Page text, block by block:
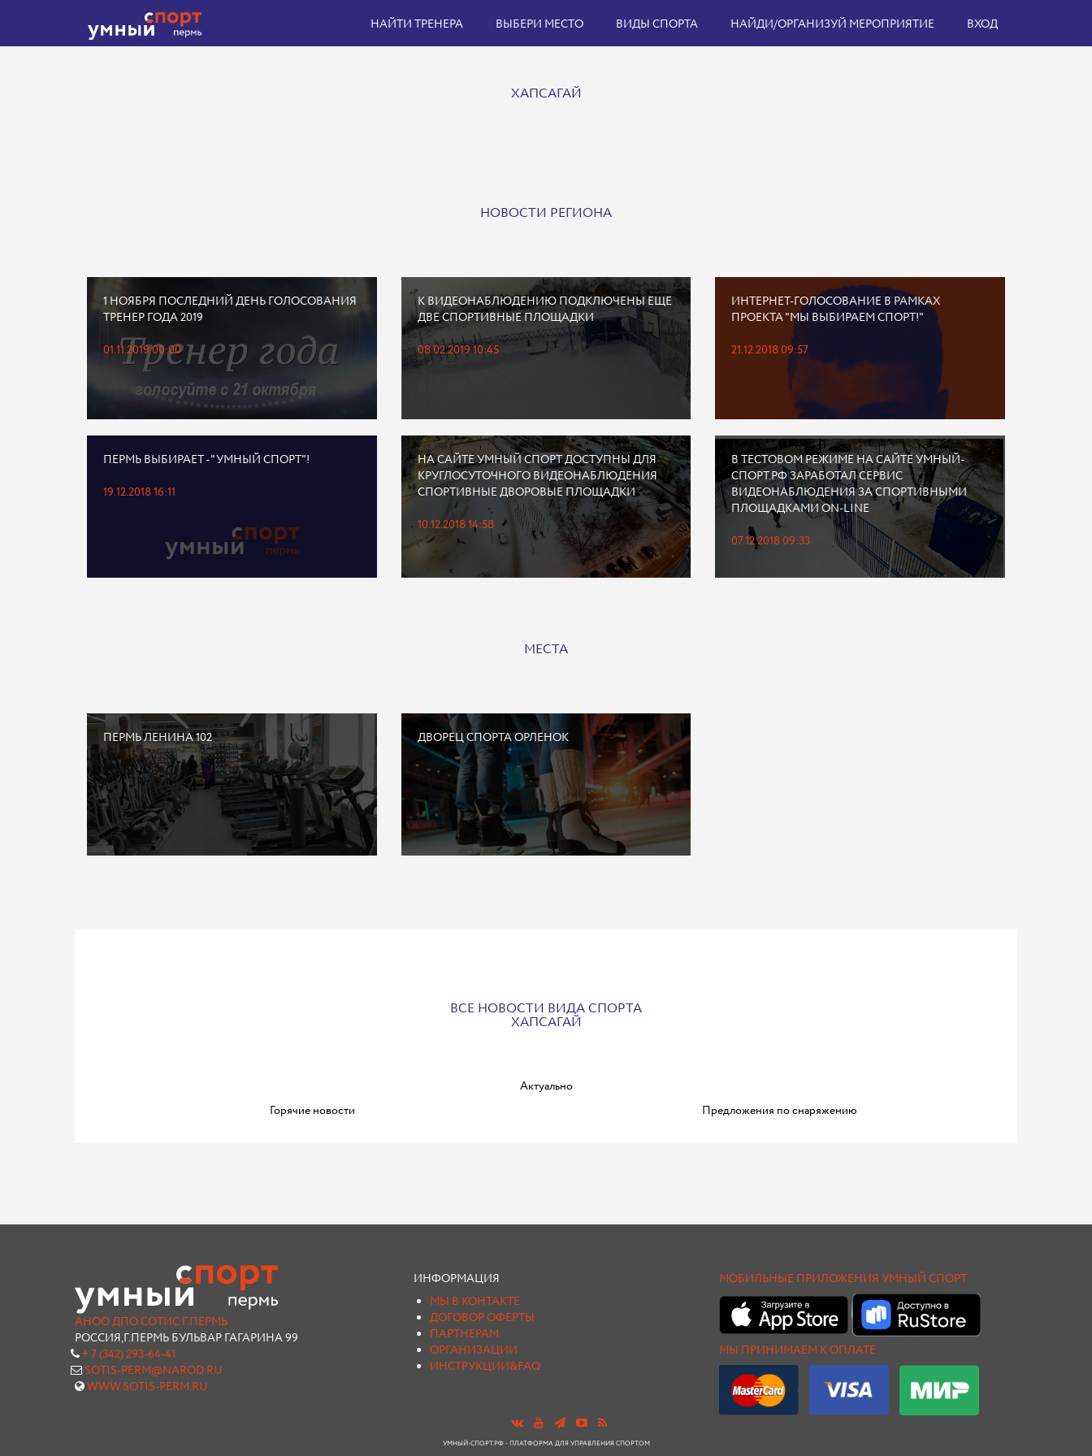
НАЙТИ ТРЕНЕРА ВЫБЕРИ МЕСТО ВИДЫ СПОРТА НАЙДИ/ОРГАНИЗУЙ МЕРОПРИЯТИЕ ВХОД
ХАПСАГАЙ
НОВОСТИ РЕГИОНА
1 НОЯБРЯ ПОСЛЕДНИЙ ДЕНЬ ГОЛОСОВАНИЯ
ТРЕНЕР ГОДА 2019
01.11.2019 00:00
К ВИДЕОНАБЛЮДЕНИЮ ПОДКЛЮЧЕНЫ ЕЩЕ
ДВЕ СПОРТИВНЫЕ ПЛОЩАДКИ
08.02.2019 10:45
ИНТЕРНЕТ-ГОЛОСОВАНИЕ В РАМКАХ
ПРОЕКТА "МЫ ВЫБИРАЕМ СПОРТ!"
21.12.2018 09:57
ПЕРМЬ ВЫБИРАЕТ - "УМНЫЙ СПОРТ"!
19.12.2018 16:11
НА САЙТЕ УМНЫЙ СПОРТ ДОСТУПНЫ ДЛЯ
КРУГЛОСУТОЧНОГО ВИДЕОНАБЛЮДЕНИЯ
СПОРТИВНЫЕ ДВОРОВЫЕ ПЛОЩАДКИ
10.12.2018 14:58
В ТЕСТОВОМ РЕЖИМЕ НА САЙТЕ УМНЫЙ-
СПОРТ.РФ ЗАРАБОТАЛ СЕРВИС
ВИДЕОНАБЛЮДЕНИЯ ЗА СПОРТИВНЫМИ
ПЛОЩАДКАМИ ON-LINE
07.12.2018 09:33
МЕСТА
ПЕРМЬ ЛЕНИНА 102 ДВОРЕЦ СПОРТА ОРЛЕНОК
ВСЕ НОВОСТИ ВИДА СПОРТА
ХАПСАГАЙ
Актуально
Горячие новости
Предложения по снаряжению
АНОО ДПО СОТИС Г.ПЕРМЬ
РОССИЯ,Г.ПЕРМЬ БУЛЬВАР ГАГАРИНА 99
+ 7 (342) 293-64-41
SOTIS-PERM@NAROD.RU
WWW.SOTIS-PERM.RU
ИНФОРМАЦИЯ
МЫ В КОНТАКТЕ
ДОГОВОР ОФЕРТЫ
ПАРТНЕРАМ
ОРГАНИЗАЦИИ
ИНСТРУКЦИИ&FAQ
МОБИЛЬНЫЕ ПРИЛОЖЕНИЯ УМНЫЙ СПОРТ
МЫ ПРИНИМАЕМ К ОПЛАТЕ
УМНЫЙ-СПОРТ.РФ - ПЛАТФОРМА ДЛЯ УПРАВЛЕНИЯ СПОРТОМ